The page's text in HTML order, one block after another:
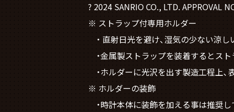
? 2024 SANRIO CO., LTD. APPROVAL
※ ストラップ付専用ホルダー
・ 直射日光を避け、湿気の少ない涼し
・金属製ストラップを装着するとス
・ホルダーに光沢を出す製造工程上
※ ホルダーの装飾
・時計本体に装飾を加える事は推奨し